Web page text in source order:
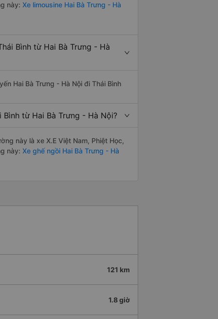
này: Xe limousine Hai Bà Trưng - Hà
Bình từ Hai Bà Trưng - Hà
Hai Bà Trưng - Hà Nội đi Thái Bình
từ Hai Bà Trưng - Hà Nội?
này là xe X.E Việt Nam, Phiệt Học,
này: Xe ghế ngồi Hai Bà Trưng - Hà
121 km
1.8 giờ